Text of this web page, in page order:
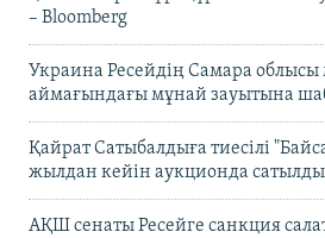
– Bloomberg
Украина Ресейдің Самара
аймағындағы мұнай зауытына
Қайрат Сатыбалдыға тиесілі
жылдан кейін аукционда сатылды
АҚШ сенаты Ресейге санкция